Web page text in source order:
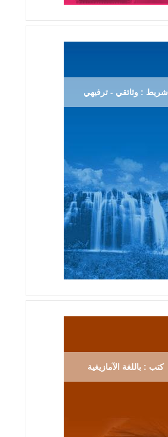
شريط : وثائقي - ترفيهي
كتب : باللغة الآمازيغية